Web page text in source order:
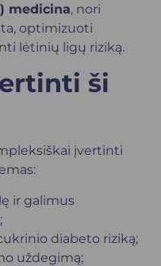
medicina, nori
optimizuoti
lėtinių ligų riziką.
ši
įvertinti
ir galimus
diabeto riziką;
uždegimą;